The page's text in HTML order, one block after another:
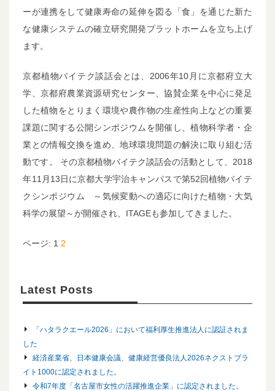
ーが連携をして健康寿命の延伸を図る「食」を通じた新た
な健康システムの確立研究開発プラットホームを立ち上げ
ます。
京都植物バイテク談話会とは、2006年10月に京都府立大
学、京都府農業資源研究センター、協賛企業を中心に発足
した植物をとりまく環境や農作物の生産性向上などの重要
課題に関する公開シンポジウムを開催し、植物科学者・企
業との情報交換を進め、地球環境問題の解決に取り組む活
動です。 その京都植物バイテク談話会の活動として、2018
年11月13日に京都大学宇治キャンパスで第52回植物バイテ
クシンポジウム ～気候変動への適応に向けた植物・大気
科学の展望～が開催され、ITAGEも参加してきました。
ページ: 1 2
Latest Posts
「ハタラクエール2026」において福利厚生推進法人に認証されま
した
経済産業省、日本健康会議、健康経営優良法人2026ネクストブラ
イト1000に認定されました。
令和7年度「名古屋市女性の活躍推進企業」に認定されました。